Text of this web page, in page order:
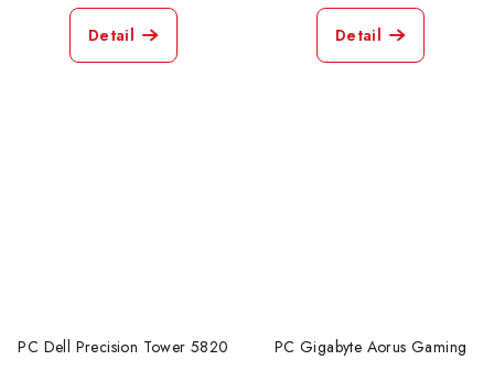
Detail Detail
PC Dell Precision Tower 5820 PC Gigabyte Aorus Gaming